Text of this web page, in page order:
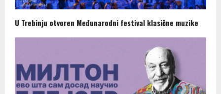
U Trebinju otvoren Međunarodni festival klasične muzike